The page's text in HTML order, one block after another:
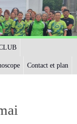
Contact et plan